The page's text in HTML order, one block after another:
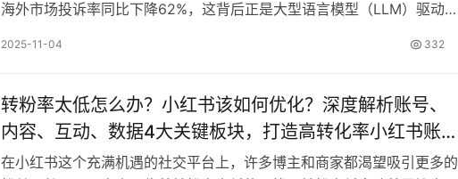
海外市场投诉率同比下降62%，这背后正是大型语言模型（LLM）驱动的
2025-11-04 332
转粉率太低怎么办？小红书该如何优化？深度解析账号、
内容、互动、数据4大关键板块，打造高转化率小红书账
号！
在小红书这个充满机遇的社交平台上，许多博主和商家都渴望吸引更多的